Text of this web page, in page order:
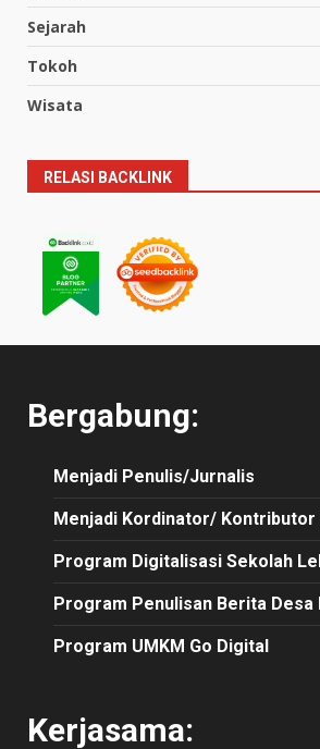
Sejarah
Tokoh
Wisata
RELASI BACKLINK
Bergabung:
Menjadi Penulis/Jurnalis
Menjadi Kordinator/ Kontributor
Program Digitalisasi Sekolah
Program Penulisan Berita Desa
Program UMKM Go Digital
Kerjasama: